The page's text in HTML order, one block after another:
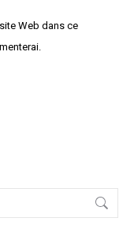
Web dans ce